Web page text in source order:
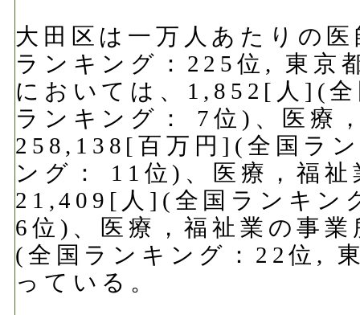
大田区は一万人あたりの
ランキング：225位, 東京
においては、1,852[人](
ランキング： 7位)、医療
258,138[百万円](全国ラ
ング： 11位)、医療，福
21,409[人](全国ランキン
6位)、医療，福祉業の事
(全国ランキング：22位,
っている。